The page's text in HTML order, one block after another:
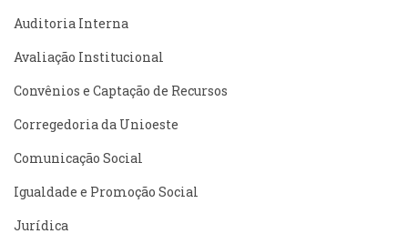
Auditoria Interna
Avaliação Institucional
Convênios e Captação de Recursos
Corregedoria da Unioeste
Comunicação Social
Igualdade e Promoção Social
Jurídica